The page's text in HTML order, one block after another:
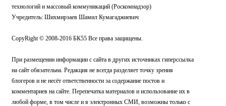
технологий и массовый коммуникаций (Роскомнадзор)
Учредитель: Шихмирзаев Шамил Кумагаджиевич
CopyRight © 2008-2016 БК55 Все права защищены.
При размещении информации с сайта в других источниках гиперссылка
на сайт обязательна. Редакция не всегда разделяет точку зрения
блогеров и не несёт ответственности за содержание постов и
комментариев на сайте. Перепечатка материалов и использование их в
любой форме, в том числе и в электронных СМИ, возможны только с